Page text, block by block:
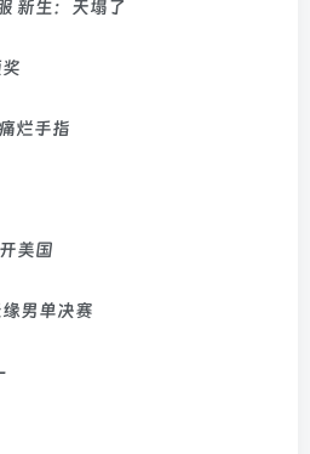
新生：天塌了
烂手指
美国
男单决赛